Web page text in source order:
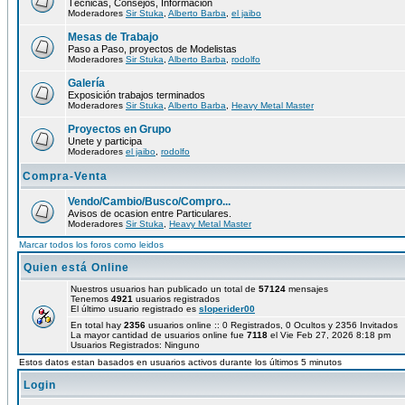
Técnicas, Consejos, Información
Moderadores Sir Stuka Alberto Barba el jaibo
Mesas de Trabajo
Paso a Paso, proyectos de Modelistas
Moderadores Sir Stuka Alberto Barba rodolfo
Galería
Exposición trabajos terminados
Moderadores Sir Stuka Alberto Barba Heavy Metal Master
Proyectos en Grupo
Unete y participa
Moderadores el jaibo rodolfo
Compra-Venta
Vendo/Cambio/Busco/Compro...
Avisos de ocasion entre Particulares.
Moderadores Sir Stuka Heavy Metal Master
Marcar todos los foros como leidos
Quien está Online
Nuestros usuarios han publicado un total de 57124 mensajes
Tenemos 4921 usuarios registrados
El último usuario registrado es sloperider00
En total hay 2356 usuarios online :: 0 Registrados, 0 Ocultos y 2356
La mayor cantidad de usuarios online fue 7118 el Vie Feb 27, 2026 8:18 pm
Usuarios Registrados: Ninguno
Estos datos estan basados en usuarios activos durante los últimos 5 minutos
Login